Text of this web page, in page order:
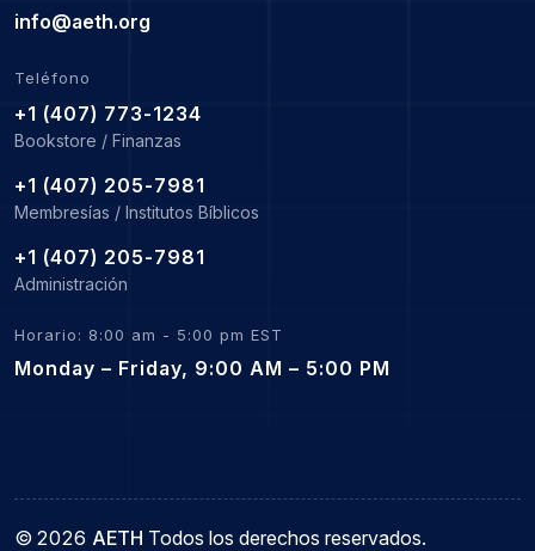
info@aeth.org
Teléfono
+1 (407) 773-1234
Bookstore / Finanzas
+1 (407) 205-7981
Membresías / Institutos Bíblicos
+1 (407) 205-7981
Administración
Horario: 8:00 am - 5:00 pm EST
Monday – Friday, 9:00 AM – 5:00 PM
© 2026 AETH Todos los derechos reservados.